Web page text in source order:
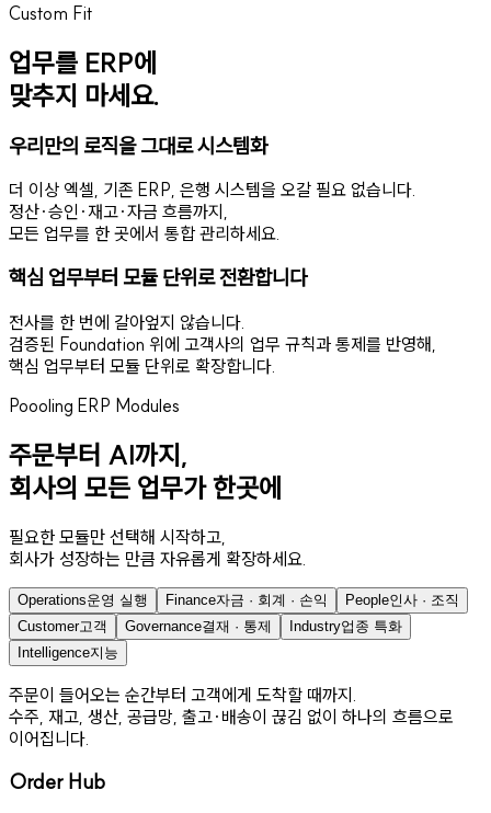
Custom Fit
업무를 ERP에
맞추지 마세요.
우리만의 로직을 그대로 시스템화
더 이상 엑셀, 기존 ERP, 은행 시스템을 오갈 필요 없습니다.
정산·승인·재고·자금 흐름까지,
모든 업무를 한 곳에서 통합 관리하세요.
핵심 업무부터 모듈 단위로 전환합니다
전사를 한 번에 갈아엎지 않습니다.
검증된 Foundation 위에 고객사의 업무 규칙과 통제를 반영해,
핵심 업무부터 모듈 단위로 확장합니다.
Poooling ERP Modules
주문부터 AI까지,
회사의 모든 업무가 한곳에
필요한 모듈만 선택해 시작하고,
회사가 성장하는 만큼 자유롭게 확장하세요.
Operations운영 실행 Finance자금 · 회계 · 손익 People인사 · 조직
Customer고객 Governance결재 · 통제 Industry업종 특화
Intelligence지능
주문이 들어오는 순간부터 고객에게 도착할 때까지.
수주, 재고, 생산, 공급망, 출고·배송이 끊김 없이 하나의 흐름으로
이어집니다.
Order Hub